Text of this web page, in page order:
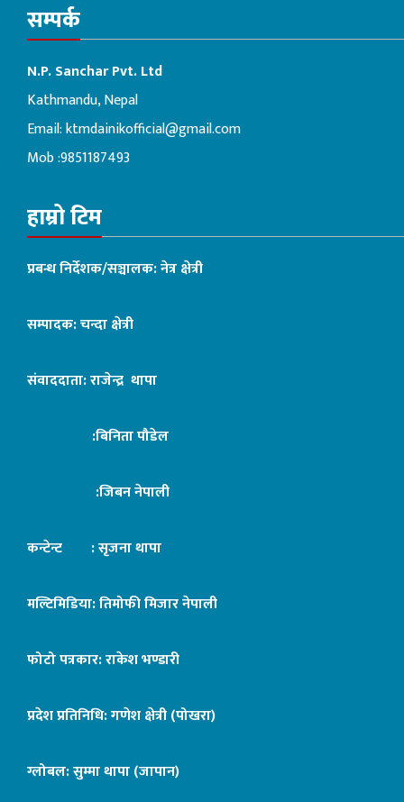
सम्पर्क
N.P. Sanchar Pvt. Ltd
Kathmandu, Nepal
Email:ktmdainikofficial@gmail.com
Mob :9851187493
हाम्रो टिम
प्रबन्ध निर्देशक/सञ्चालक: नेत्र क्षेत्री
सम्पादक: चन्दा क्षेत्री
संवाददाता: राजेन्द्र थापा
:बिनिता पौडेल
:जिबन नेपाली
कन्टेन्ट : सृजना थापा
मल्टिमिडिया: तिमोफी मिजार नेपाली
फोटो पत्रकार: राकेश भण्डारी
प्रदेश प्रतिनिधि: गणेश क्षेत्री (पोखरा)
ग्लोबल: सुम्मा थापा (जापान)